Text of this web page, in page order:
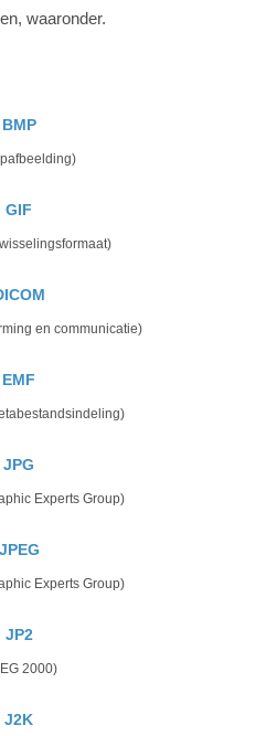
waaronder.
BMP
GIF
en communicatie)
EMF
JPG
Experts Group)
JPEG
Experts Group)
JP2
2000)
J2K